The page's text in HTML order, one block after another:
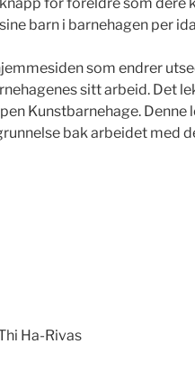
barn i barnehagen per
som endrer
sitt arbeid. Det
Kunstbarnehage.
bak arbeidet med
Ha-Rivas